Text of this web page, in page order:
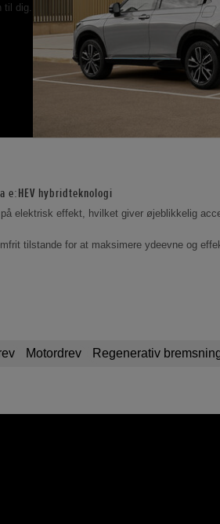
dig.
e:HEV hybridteknologi
elektrisk effekt, hvilket giver øjeblikkelig
tilstande for at maksimere ydeevne og
Motordrev Regenerativ